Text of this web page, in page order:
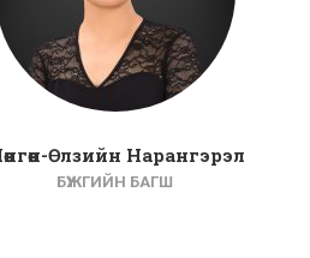
Өлзийн Нарангэрэл
БҮЖГИЙН БАГШ